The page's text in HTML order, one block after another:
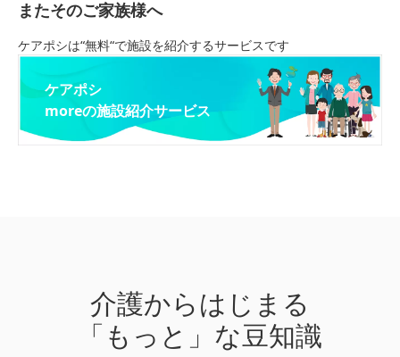
またそのご家族様へ
ケアポシは“無料“で施設を紹介するサービスです
ケアポシ
moreの施設紹介サービス
介護からはじまる
「もっと」な豆知識